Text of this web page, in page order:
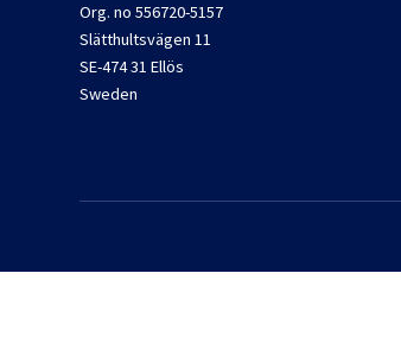
Org. no 556720-5157
Slätthultsvägen 11
SE-474 31 Ellös
Sweden